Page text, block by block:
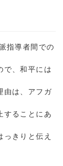
指導者間での
で、和平には
由は、アフガ
することにあ
きりと伝え